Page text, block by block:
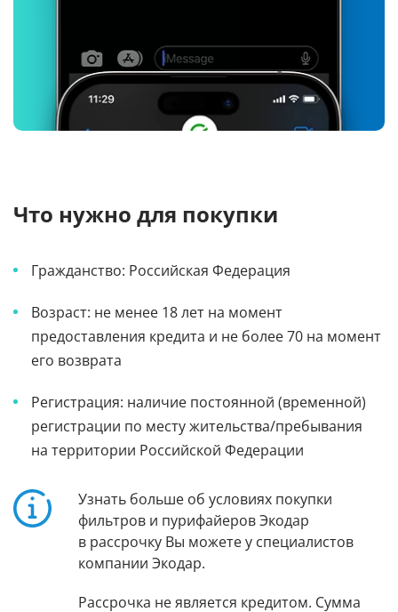
Что нужно для покупки
Гражданство: Российская Федерация
Возраст: не менее 18 лет на момент
предоставления кредита и не более 70 на момент
его возврата
Регистрация: наличие постоянной (временной)
регистрации по месту жительства/пребывания
на территории Российской Федерации
Узнать больше об условиях покупки
фильтров и пурифайеров Экодар
в рассрочку Вы можете у специалистов
компании Экодар.
Рассрочка не является кредитом. Сумма